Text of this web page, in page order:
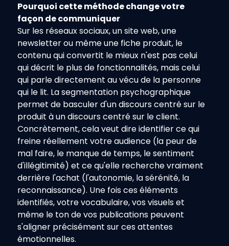
Pourquoi cette méthode change votre
façon de communiquer
Sur les réseaux sociaux, un site web, une
newsletter ou même une fiche produit, le
contenu qui convertit le mieux n'est pas celui
qui décrit le plus de fonctionnalités, mais celui
qui parle directement au vécu de la personne
qui le lit. La segmentation psychographique
permet de basculer d'un discours centré sur le
produit à un discours centré sur le client.
Concrètement, cela veut dire identifier ce qui
freine réellement votre audience (la peur de
mal faire, le manque de temps, le sentiment
d'illégitimité) et ce qu'elle recherche vraiment
derrière l'achat (l'autonomie, la sérénité, la
reconnaissance). Une fois ces éléments
identifiés, votre vocabulaire, vos visuels et
même le ton de vos publications peuvent
s'aligner précisément sur ces attentes
émotionnelles.